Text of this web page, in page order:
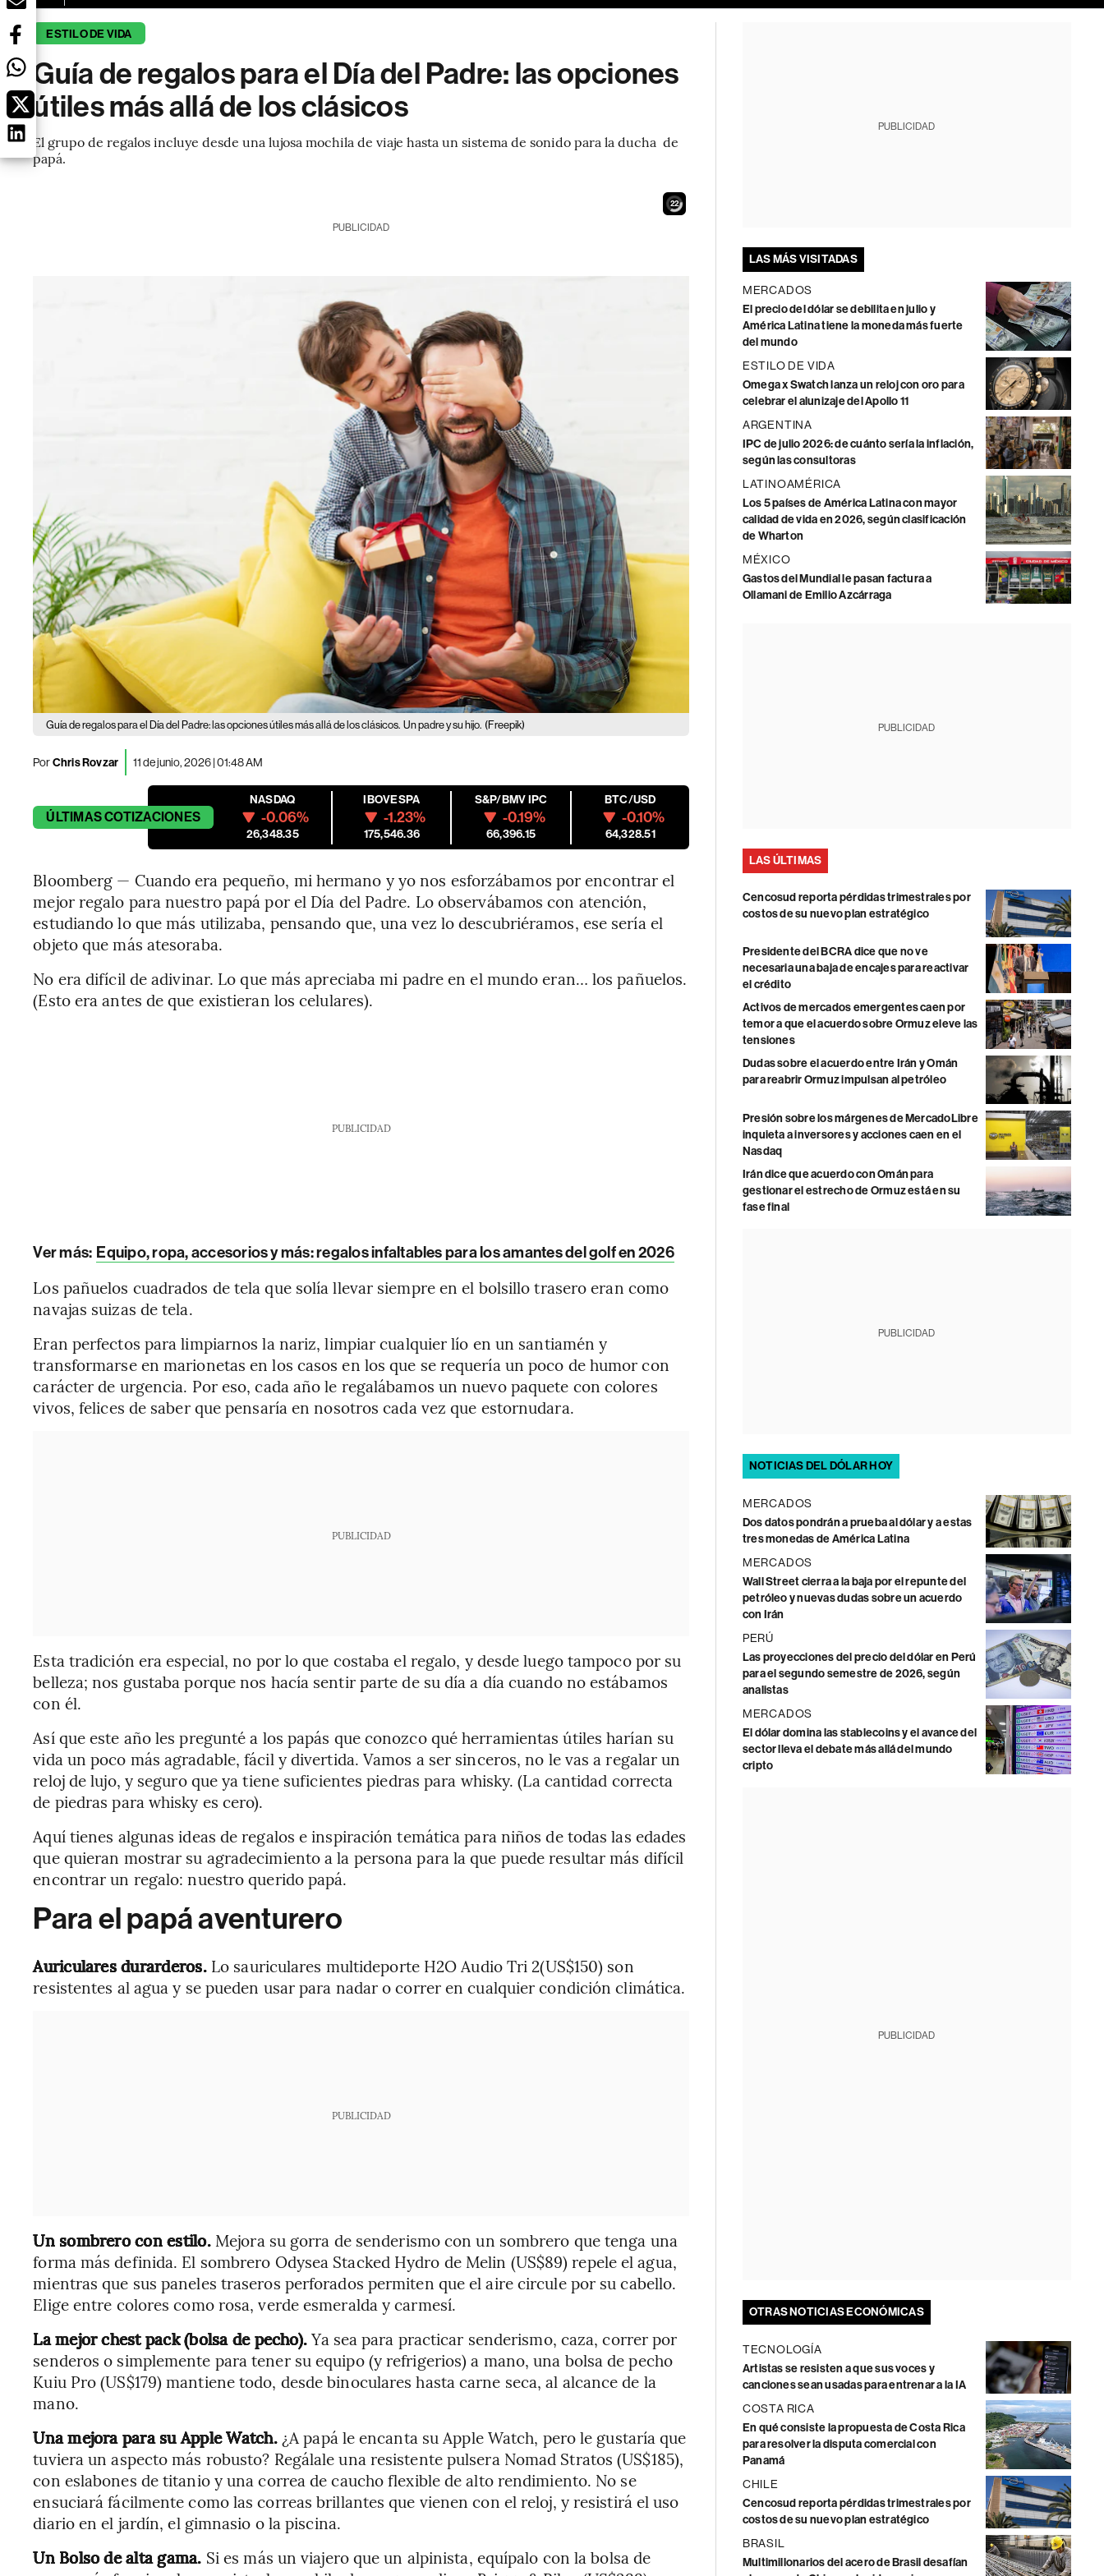
ESTILO DE VIDA
Guía de regalos para el Día del Padre: las opciones
útiles más allá de los clásicos
El grupo de regalos incluye desde una lujosa mochila de viaje hasta un sistema de sonido para la ducha de
papá.
21
PUBLICIDAD
Guía de regalos para el Día del Padre: las opciones útiles más allá de los clásicos. Un padre y su hijo. (Freepik)
PorChris Rovzar 11 de junio, 2026 | 01:48 AM
ÚLTIMASCOTIZACIONES
NASDAQ
-0.06%
26,348.35
IBOVESPA
-1.23%
175,546.36
S&P/BMV IPC
-0.19%
66,396.15
BTC/USD
-0.10%
64,328.51
Bloomberg — Cuando era pequeño, mi hermano y yo nos esforzábamos por encontrar el
mejor regalo para nuestro papá por el Día del Padre. Lo observábamos con atención,
estudiando lo que más utilizaba, pensando que, una vez lo descubriéramos, ese sería el
objeto que más atesoraba.
No era difícil de adivinar. Lo que más apreciaba mi padre en el mundo eran… los pañuelos.
(Esto era antes de que existieran los celulares).
PUBLICIDAD
Ver más: Equipo, ropa, accesorios y más: regalos infaltables para los amantes del golf en 2026
Los pañuelos cuadrados de tela que solía llevar siempre en el bolsillo trasero eran como
navajas suizas de tela.
Eran perfectos para limpiarnos la nariz, limpiar cualquier lío en un santiamén y
transformarse en marionetas en los casos en los que se requería un poco de humor con
carácter de urgencia. Por eso, cada año le regalábamos un nuevo paquete con colores
vivos, felices de saber que pensaría en nosotros cada vez que estornudara.
PUBLICIDAD
Esta tradición era especial, no por lo que costaba el regalo, y desde luego tampoco por su
belleza; nos gustaba porque nos hacía sentir parte de su día a día cuando no estábamos
con él.
Así que este año les pregunté a los papás que conozco qué herramientas útiles harían su
vida un poco más agradable, fácil y divertida. Vamos a ser sinceros, no le vas a regalar un
reloj de lujo, y seguro que ya tiene suficientes piedras para whisky. (La cantidad correcta
de piedras para whisky es cero).
Aquí tienes algunas ideas de regalos e inspiración temática para niños de todas las edades
que quieran mostrar su agradecimiento a la persona para la que puede resultar más difícil
encontrar un regalo: nuestro querido papá.
Para el papá aventurero
Auriculares durarderos. Lo sauriculares multideporte H2O Audio Tri 2(US$150) son
resistentes al agua y se pueden usar para nadar o correr en cualquier condición climática.
PUBLICIDAD
Un sombrero con estilo. Mejora su gorra de senderismo con un sombrero que tenga una
forma más definida. El sombrero Odysea Stacked Hydro de Melin (US$89) repele el agua,
mientras que sus paneles traseros perforados permiten que el aire circule por su cabello.
Elige entre colores como rosa, verde esmeralda y carmesí.
La mejor chest pack (bolsa de pecho).Ya sea para practicar senderismo, caza, correr por
senderos o simplemente para tener su equipo (y refrigerios) a mano, una bolsa de pecho
Kuiu Pro (US$179) mantiene todo, desde binoculares hasta carne seca, al alcance de la
mano.
Una mejora para su Apple Watch. ¿A papá le encanta su Apple Watch, pero le gustaría que
tuviera un aspecto más robusto? Regálale una resistente pulsera Nomad Stratos (US$185),
con eslabones de titanio y una correa de caucho flexible de alto rendimiento. No se
ensuciará fácilmente como las correas brillantes que vienen con el reloj, y resistirá el uso
diario en el jardín, el gimnasio o la piscina.
Un Bolso de alta gama. Si es más un viajero que un alpinista, equípalo con la bolsa de
PUBLICIDAD
LAS MÁS VISITADAS
MERCADOS
El precio del dólar se debilita en julio y
América Latina tiene la moneda más fuerte
del mundo
ESTILO DE VIDA
Omega x Swatch lanza un reloj con oro para
celebrar el alunizaje del Apollo 11
ARGENTINA
IPC de julio 2026: de cuánto sería la inflación,
según las consultoras
LATINOAMÉRICA
Los 5 países de América Latina con mayor
calidad de vida en 2026, según clasificación
de Wharton
MÉXICO
Gastos del Mundial le pasan factura a
Ollamani de Emilio Azcárraga
PUBLICIDAD
LAS ÚLTIMAS
Cencosud reporta pérdidas trimestrales por
costos de su nuevo plan estratégico
Presidente del BCRA dice que no ve
necesaria una baja de encajes para reactivar
el crédito
Activos de mercados emergentes caen por
temor a que el acuerdo sobre Ormuz eleve las
tensiones
Dudas sobre el acuerdo entre Irán y Omán
para reabrir Ormuz impulsan al petróleo
Presión sobre los márgenes de MercadoLibre
inquieta a inversores y acciones caen en el
Nasdaq
Irán dice que acuerdo con Omán para
gestionar el estrecho de Ormuz está en su
fase final
PUBLICIDAD
NOTICIAS DEL DÓLAR HOY
MERCADOS
Dos datos pondrán a prueba al dólar y a estas
tres monedas de América Latina
MERCADOS
Wall Street cierra a la baja por el repunte del
petróleo y nuevas dudas sobre un acuerdo
con Irán
PERÚ
Las proyecciones del precio del dólar en Perú
para el segundo semestre de 2026, según
analistas
MERCADOS
El dólar domina las stablecoins y el avance del
sector lleva el debate más allá del mundo
cripto
PUBLICIDAD
OTRAS NOTICIAS ECONÓMICAS
TECNOLOGÍA
Artistas se resisten a que sus voces y
canciones sean usadas para entrenar a la IA
COSTA RICA
En qué consiste la propuesta de Costa Rica
para resolver la disputa comercial con
Panamá
CHILE
Cencosud reporta pérdidas trimestrales por
costos de su nuevo plan estratégico
BRASIL
Multimillonarios del acero de Brasil desafían